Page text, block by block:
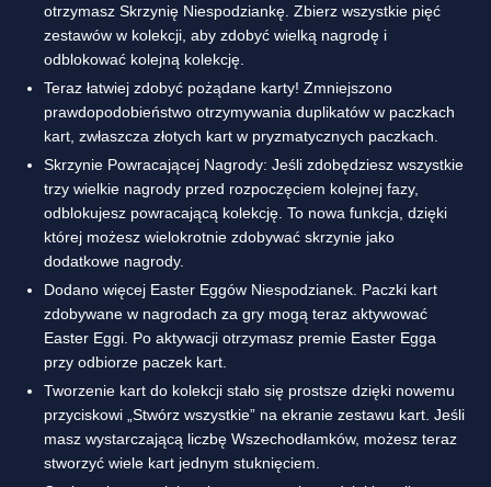
otrzymasz Skrzynię Niespodziankę. Zbierz wszystkie pięć
zestawów w kolekcji, aby zdobyć wielką nagrodę i
odblokować kolejną kolekcję.
Teraz łatwiej zdobyć pożądane karty! Zmniejszono
prawdopodobieństwo otrzymywania duplikatów w paczkach
kart, zwłaszcza złotych kart w pryzmatycznych paczkach.
Skrzynie Powracającej Nagrody: Jeśli zdobędziesz wszystkie
trzy wielkie nagrody przed rozpoczęciem kolejnej fazy,
odblokujesz powracającą kolekcję. To nowa funkcja, dzięki
której możesz wielokrotnie zdobywać skrzynie jako
dodatkowe nagrody.
Dodano więcej Easter Eggów Niespodzianek. Paczki kart
zdobywane w nagrodach za gry mogą teraz aktywować
Easter Eggi. Po aktywacji otrzymasz premie Easter Egga
przy odbiorze paczek kart.
Tworzenie kart do kolekcji stało się prostsze dzięki nowemu
przyciskowi „Stwórz wszystkie” na ekranie zestawu kart. Jeśli
masz wystarczającą liczbę Wszechodłamków, możesz teraz
stworzyć wiele kart jednym stuknięciem.